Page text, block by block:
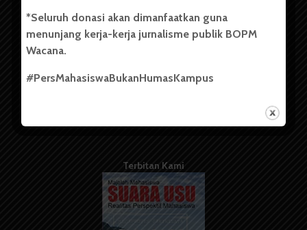
Info Iklan
Pedoman Media Siber
Kode Etik Jurnalistik
Terbitan Kami
*Seluruh donasi akan dimanfaatkan guna
menunjang kerja-kerja jurnalisme publik BOPM
Wacana.
#PersMahasiswaBukanHumasKampus